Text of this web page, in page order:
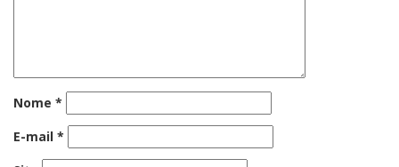
Nome *
E-mail *